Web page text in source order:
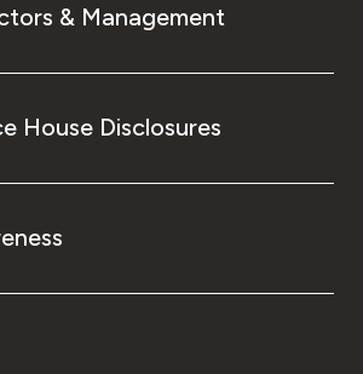
& Management
House Disclosures